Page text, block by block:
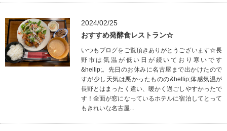
2024/02/25
おすすめ発酵食レストラン☆
いつもブログをご覧頂きありがとうございます☆長
野市は気温が低い日が続いており寒いです
&hellip;。先日のお休みに名古屋まで出かけたので
すが少し天気は悪かったものの&hellip;体感気温が
長野とはまったく違い、暖かく過ごしやすかったで
す！全面が窓になっているホテルに宿泊してとって
もきれいな名古屋...